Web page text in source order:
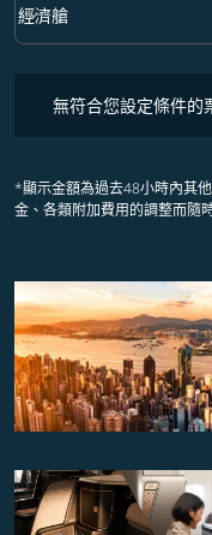
艙等 option 經濟艙
經濟艙
keyboard_arrow_down
無符合您設定條件的
*顯示金額為過去48小時內其
金、各類附加費用的調整而隨